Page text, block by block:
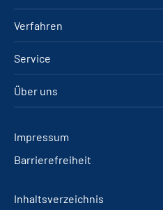
Verfahren
Service
Über uns
Impressum
Barrierefreiheit
Inhaltsverzeichnis